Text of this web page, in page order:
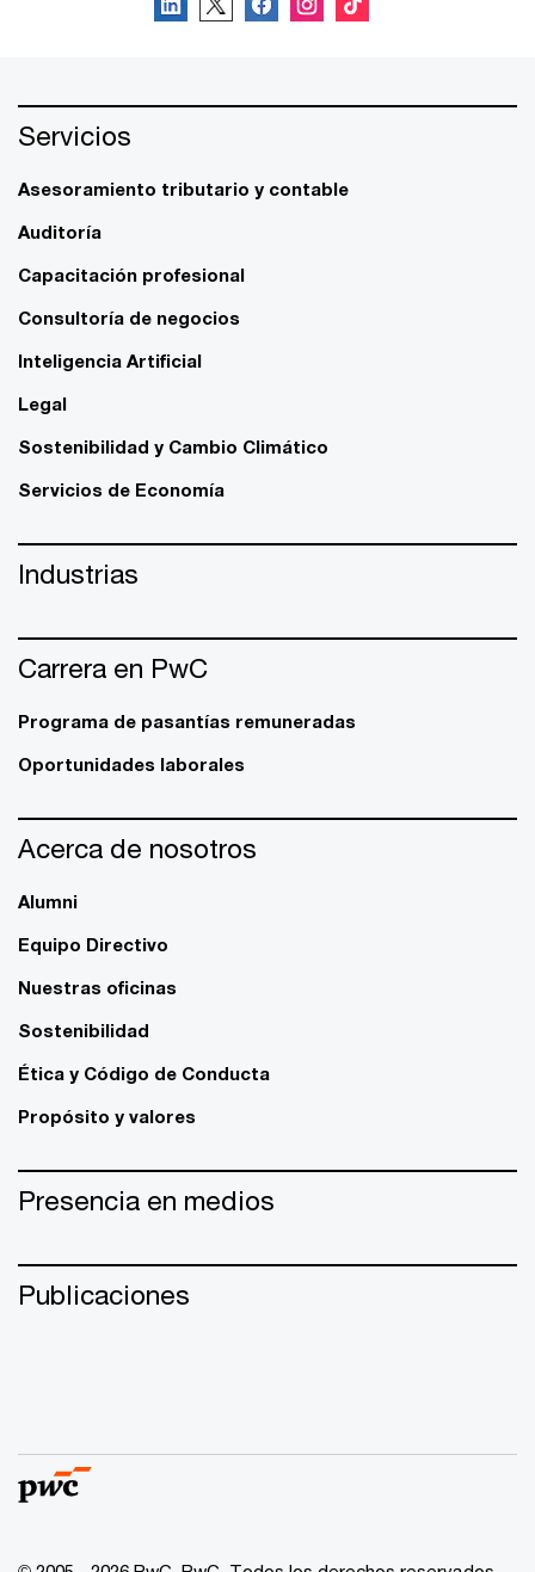
Servicios
Asesoramiento tributario y contable
Auditoría
Capacitación profesional
Consultoría de negocios
Inteligencia Artificial
Legal
Sostenibilidad y Cambio Climático
Servicios de Economía
Industrias
Carrera en PwC
Programa de pasantías remuneradas
Oportunidades laborales
Acerca de nosotros
Alumni
Equipo Directivo
Nuestras oficinas
Sostenibilidad
Ética y Código de Conducta
Propósito y valores
Presencia en medios
Publicaciones